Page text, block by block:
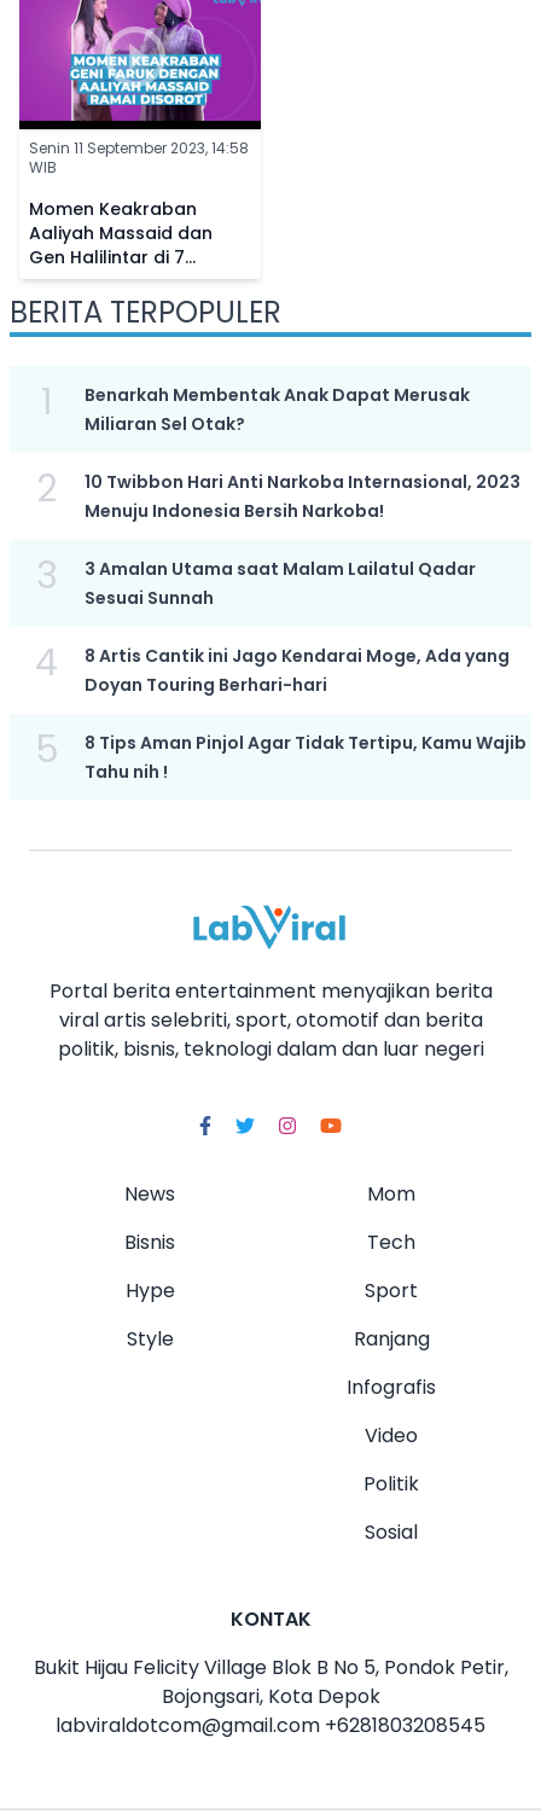
Senin 11 September 2023, 14:58
WIB
Momen Keakraban
Aaliyah Massaid dan
Gen Halilintar di 7
Bulanan Aurel
Hermansyah, Netizen
Bandingkan Sikapnya ke
BERITA TERPOPULER
1
Benarkah Membentak Anak Dapat Merusak
Miliaran Sel Otak?
2
10 Twibbon Hari Anti Narkoba Internasional, 2023
Menuju Indonesia Bersih Narkoba!
3
3 Amalan Utama saat Malam Lailatul Qadar
Sesuai Sunnah
4
8 Artis Cantik ini Jago Kendarai Moge, Ada yang
Doyan Touring Berhari-hari
5
8 Tips Aman Pinjol Agar Tidak Tertipu, Kamu Wajib
Tahu nih !
Portal berita entertainment menyajikan berita
viral artis selebriti, sport, otomotif dan berita
politik, bisnis, teknologi dalam dan luar negeri
News
Bisnis
Hype
Style
Mom
Tech
Sport
Ranjang
Infografis
Video
Politik
Sosial
KONTAK
Bukit Hijau Felicity Village Blok B No 5, Pondok Petir,
Bojongsari, Kota Depok
labviraldotcom@gmail.com +6281803208545